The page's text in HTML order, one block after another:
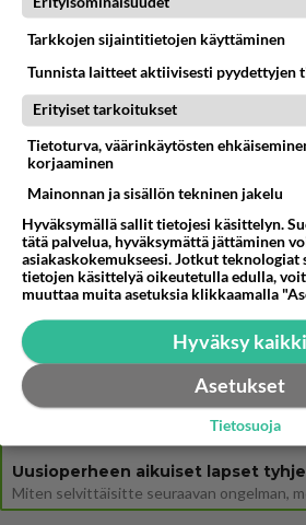
Tätä moni jo odotti
Muistatko Hyvät, pahat ja rumat? Tämä leffa
kohusarjan henkiin
Huoli heräsi - Erikoisjoukot tulevasta
Martinan bisneksillä ei mene hyvin
2 km on nykyään liian pitkä
Miesten tuijotus
Tarkkojen sijaintitietojen käyttäminen
Tunnista laitteet aktiivisesti pyydettyjen
Erityiset tarkoitukset
Tietoturva, väärinkäytösten
korjaaminen
Mainonnan ja sisällön tekninen jakelu
Hyväksymällä sallit tietojesi käsittelyn.
tätä palvelua, hyväksymättä jättäminen
asiakaskokemukseesi. Jotkut teknologiat
tietojen käsittelyä oikeutetulla edulla,
muuttaa muita asetuksia klikkaamalla
Hyväksy kaikki
Asetukset
Tietosuoja